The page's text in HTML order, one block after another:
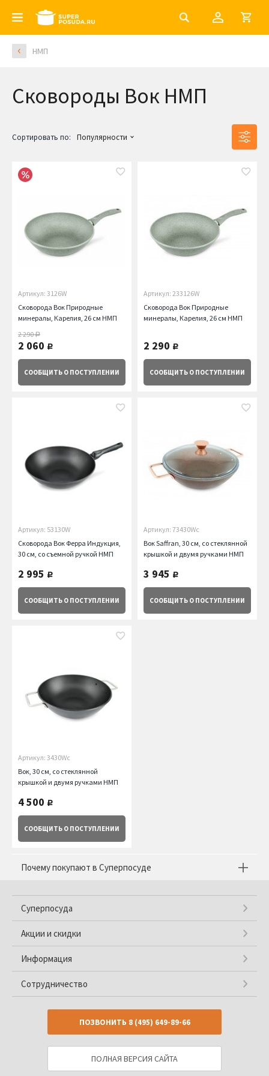
НМП
Сковороды Вок НМП
Сортировать по: Популярности
Артикул: 3126W
Сковорода Вок Природные
минералы, Карелия, 26 см НМП
2 290руб.
2 060 руб.
СООБЩИТЬ О ПОСТУПЛЕНИИ
Артикул: 233126W
Сковорода Вок Природные
минералы, Карелия, 26 см НМП
2 290 руб.
СООБЩИТЬ О ПОСТУПЛЕНИИ
Артикул: 53130W
Сковорода Вок Ферра Индукция,
30 см, со съемной ручкой НМП
2 995 руб.
СООБЩИТЬ О ПОСТУПЛЕНИИ
Артикул: 73430Wc
Вок Saffran, 30 см, со стеклянной
крышкой и двумя ручками НМП
3 945 руб.
СООБЩИТЬ О ПОСТУПЛЕНИИ
Артикул: 3430Wс
Вок, 30 см, со стеклянной
крышкой и двумя ручками НМП
4 500 руб.
СООБЩИТЬ О ПОСТУПЛЕНИИ
Почему покупают в Суперпосуде
Суперпосуда
Акции и скидки
Информация
Сотрудничество
ПОЗВОНИТЬ 8 (495) 649-89-66
ПОЛНАЯ ВЕРСИЯ САЙТА